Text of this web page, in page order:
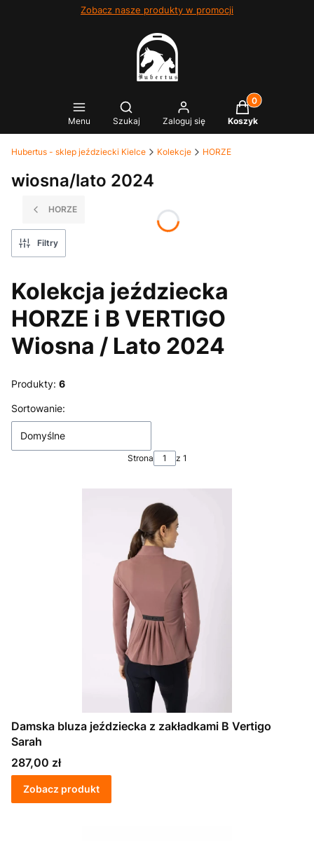
Zobacz nasze produkty w promocji
Menu
Otwórz wyszukiwarkę
Szukaj Zaloguj się
Produkty w
Koszyk
Hubertus - sklep jeździecki Kielce Kolekcje HORZE
wiosna/lato 2024
HORZE
Filtry
Kolekcja jeździecka
HORZE i B VERTIGO
Wiosna / Lato 2024
Produkty: 6
Lista produktów
Sortowanie:
Domyślne
Strona z 1
Damska bluza jeździecka z zakładkami B Vertigo
Sarah
Cena
287,00 zł
Zobacz produkt